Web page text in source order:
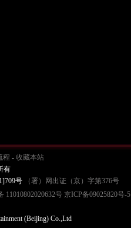
程 - 收藏本站
有
号
（署）网出证（京）字第376号
11010802020632号 京ICP备09025820号-5
(Beijing) Co.,Ltd